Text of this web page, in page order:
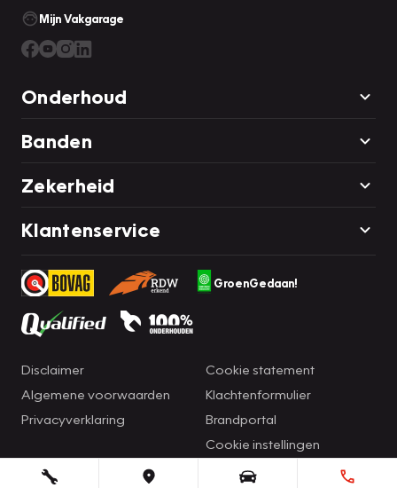
Mijn Vakgarage
Onderhoud
Banden
Zekerheid
Klantenservice
GroenGedaan!
Disclaimer
Algemene voorwaarden
Privacyverklaring
Cookie statement
Klachtenformulier
Brandportal
Cookie instellingen